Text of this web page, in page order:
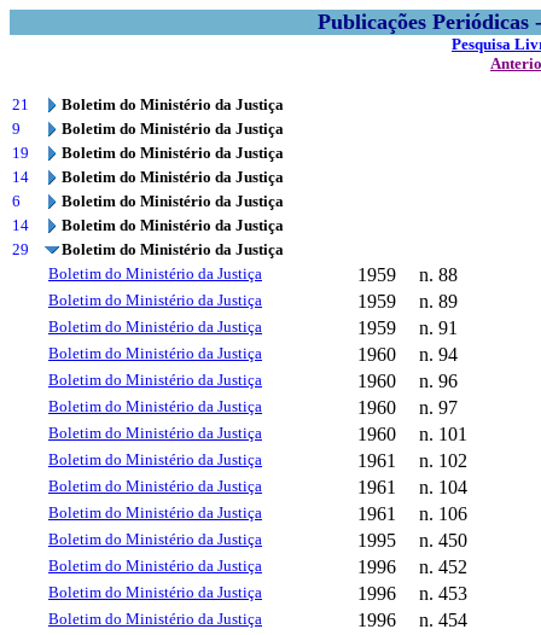
Publicações
Pesquisa
21
Boletim do Ministério da Justiça
9
Boletim do Ministério da Justiça
19
Boletim do Ministério da Justiça
14
Boletim do Ministério da Justiça
6
Boletim do Ministério da Justiça
14
Boletim do Ministério da Justiça
29
Boletim do Ministério da Justiça
Boletim do Ministério da Justiça
1959 n. 88
Boletim do Ministério da Justiça 1959 n. 89
Boletim do Ministério da Justiça 1959 n. 91
Boletim do Ministério da Justiça 1960 n. 94
Boletim do Ministério da Justiça 1960 n. 96
Boletim do Ministério da Justiça 1960 n. 97
Boletim do Ministério da Justiça 1960 n. 101
Boletim do Ministério da Justiça 1961 n. 102
Boletim do Ministério da Justiça 1961 n. 104
Boletim do Ministério da Justiça 1961 n. 106
Boletim do Ministério da Justiça 1995 n. 450
Boletim do Ministério da Justiça 1996 n. 452
Boletim do Ministério da Justiça 1996 n. 453
Boletim do Ministério da Justiça 1996 n. 454